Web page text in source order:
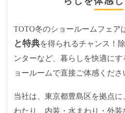
TOTO冬のショールームフェア
と特典を得られるチャンス！
ンターなど、暮らしを快適に
ョールームで直接ご体感くださ
当社は、東京都豊島区を拠点
わたり、内装・水まわり・外